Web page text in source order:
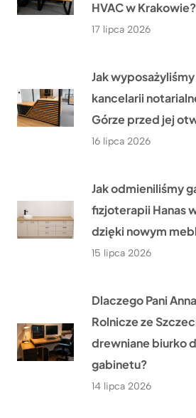
HVAC w Krakowie?
17 lipca 2026
Jak
kancelarii
Górze przed jej
16 lipca 2026
Jak odmieniliśmy
fizjoterapii Hanas
dzięki nowym
15 lipca 2026
Dlaczego Pani
Rolnicze ze
drewniane biurko
gabinetu?
14 lipca 2026